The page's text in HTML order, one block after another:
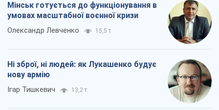
Мінськ готується до функціонування в
умовах масштабної воєнної кризи
Олександр Левченко 15,5 т.
Ні зброї, ні людей: як Лукашенко будує
нову армію
Ігар Тишкевич 13,2 т.